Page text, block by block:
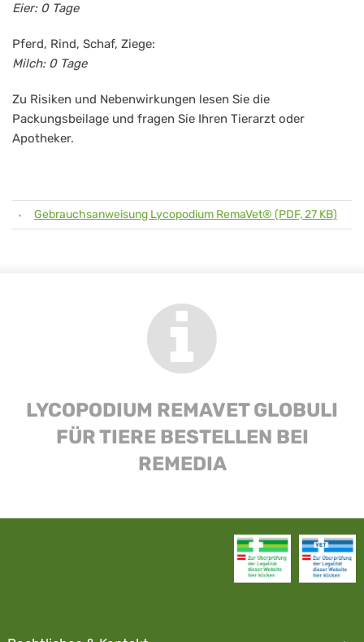
Eier: 0 Tage
Pferd, Rind, Schaf, Ziege:
Milch: 0 Tage
Zu Risiken und Nebenwirkungen lesen Sie die
Packungsbeilage und fragen Sie Ihren Tierarzt oder
Apotheker.
Gebrauchsanweisung Lycopodium RemaVet® (PDF, 27 KB)
LYCOPODIUM REMAVET GLOBULI
FÜR TIERE BESTELLEN BEI
REMEDIA